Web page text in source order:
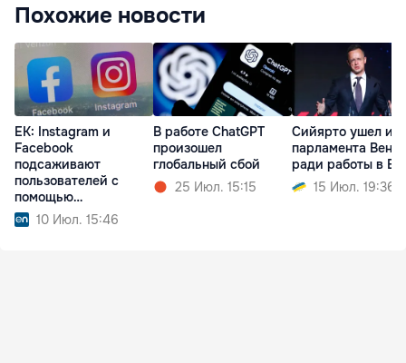
Похожие новости
ЕК: Instagram и
Facebook
подсаживают
пользователей с
помощью
«затягивающего»
дизайна
10 Июл. 15:46
В работе ChatGPT
произошел
глобальный сбой
25 Июл. 15:15
Сийярто ушел из
парламента
ради работы в
15 Июл. 19:36